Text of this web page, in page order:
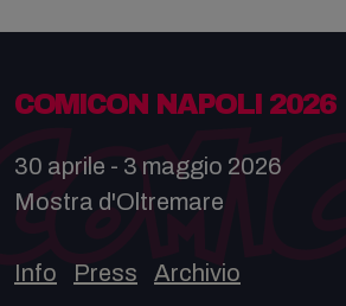
COMICON NAPOLI 2026
30 aprile - 3 maggio 2026
Mostra d'Oltremare
Info Press Archivio